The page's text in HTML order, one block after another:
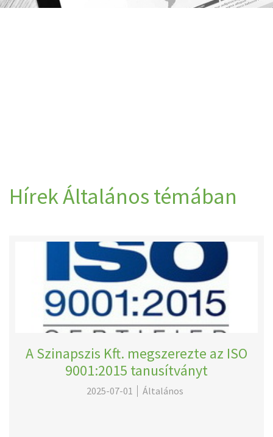
Hírek Általános témában
A Szinapszis Kft. megszerezte az ISO
9001:2015 tanusítványt
2025-07-01 Általános